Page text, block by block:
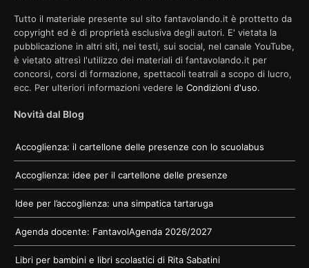
Tutto il materiale presente sul sito fantavolando.it è prottetto da
copyright ed è di proprietà esclusiva degli autori. E' vietata la
pubblicazione in altri siti, nei testi, sui social, nel canale YouTube,
è vietato altresì l'utilizzo dei materiali di fantavolando.it per
concorsi, corsi di formazione, spettacoli teatrali a scopo di lucro,
ecc. Per ulteriori informazioni vedere le Condizioni d'uso.
Novità dal Blog
Accoglienza: il cartellone delle presenze con lo scuolabus
Accoglienza: idee per il cartellone delle presenze
Idee per l’accoglienza: una simpatica tartaruga
Agenda docente: FantavolAgenda 2026/2027
Libri per bambini e libri scolastici di Rita Sabatini